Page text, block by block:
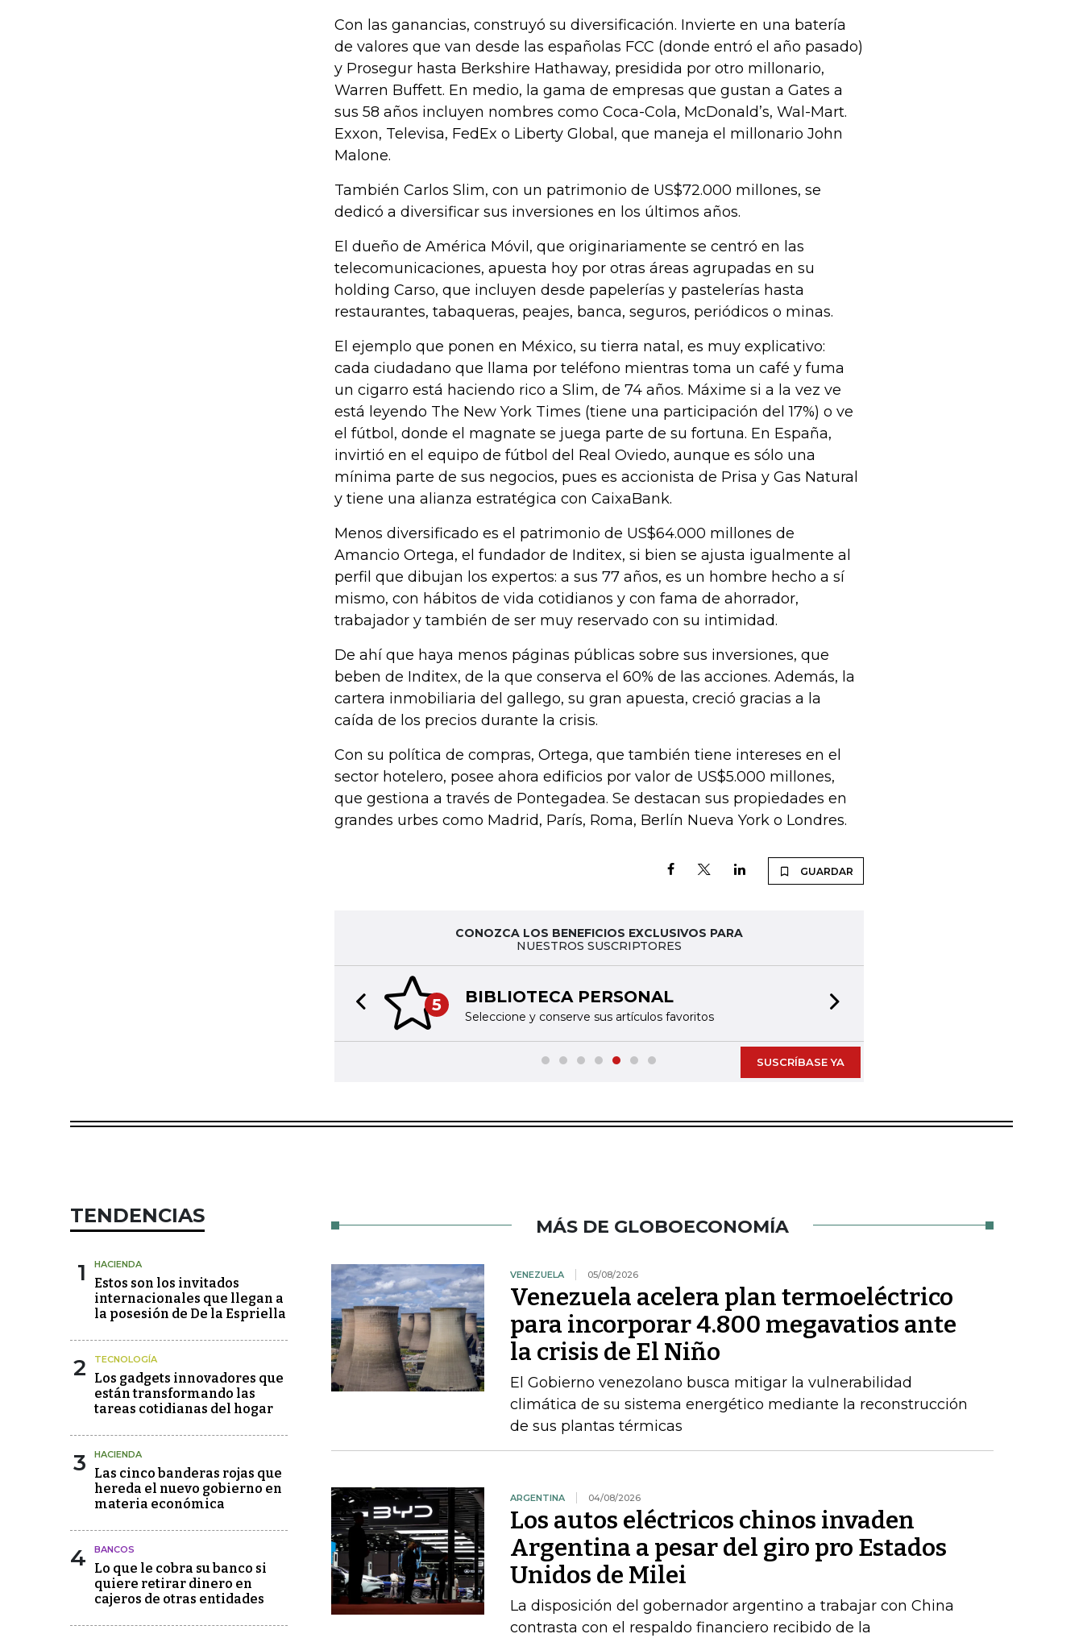
Con las ganancias, construyó su diversificación. Invierte en una batería
de valores que van desde las españolas FCC (donde entró el año pasado)
y Prosegur hasta Berkshire Hathaway, presidida por otro millonario,
Warren Buffett. En medio, la gama de empresas que gustan a Gates a
sus 58 años incluyen nombres como Coca-Cola, McDonald’s, Wal-Mart.
Exxon, Televisa, FedEx o Liberty Global, que maneja el millonario John
Malone.
También Carlos Slim, con un patrimonio de US$72.000 millones, se
dedicó a diversificar sus inversiones en los últimos años.
El dueño de América Móvil, que originariamente se centró en las
telecomunicaciones, apuesta hoy por otras áreas agrupadas en su
holding Carso, que incluyen desde papelerías y pastelerías hasta
restaurantes, tabaqueras, peajes, banca, seguros, periódicos o minas.
El ejemplo que ponen en México, su tierra natal, es muy explicativo:
cada ciudadano que llama por teléfono mientras toma un café y fuma
un cigarro está haciendo rico a Slim, de 74 años. Máxime si a la vez ve
está leyendo The New York Times (tiene una participación del 17%) o ve
el fútbol, donde el magnate se juega parte de su fortuna. En España,
invirtió en el equipo de fútbol del Real Oviedo, aunque es sólo una
mínima parte de sus negocios, pues es accionista de Prisa y Gas Natural
y tiene una alianza estratégica con CaixaBank.
Menos diversificado es el patrimonio de US$64.000 millones de
Amancio Ortega, el fundador de Inditex, si bien se ajusta igualmente al
perfil que dibujan los expertos: a sus 77 años, es un hombre hecho a sí
mismo, con hábitos de vida cotidianos y con fama de ahorrador,
trabajador y también de ser muy reservado con su intimidad.
De ahí que haya menos páginas públicas sobre sus inversiones, que
beben de Inditex, de la que conserva el 60% de las acciones. Además, la
cartera inmobiliaria del gallego, su gran apuesta, creció gracias a la
caída de los precios durante la crisis.
Con su política de compras, Ortega, que también tiene intereses en el
sector hotelero, posee ahora edificios por valor de US$5.000 millones,
que gestiona a través de Pontegadea. Se destacan sus propiedades en
grandes urbes como Madrid, París, Roma, Berlín Nueva York o Londres.
GUARDAR
CONOZCA LOS BENEFICIOS EXCLUSIVOS PARA
NUESTROS SUSCRIPTORES
5 BIBLIOTECA PERSONAL
Seleccione y conserve sus artículos favoritos
Previous slide
SUSCRÍBASE YA
TENDENCIAS
1 HACIENDA
Estos son los invitados
internacionales que llegan a
la posesión de De la Espriella
2 TECNOLOGÍA
Los gadgets innovadores que
están transformando las
tareas cotidianas del hogar
3 HACIENDA
Las cinco banderas rojas que
hereda el nuevo gobierno en
materia económica
4 BANCOS
Lo que le cobra su banco si
quiere retirar dinero en
cajeros de otras entidades
MÁS DE GLOBOECONOMÍA
VENEZUELA 05/08/2026
Venezuela acelera plan termoeléctrico
para incorporar 4.800 megavatios ante
la crisis de El Niño
El Gobierno venezolano busca mitigar la vulnerabilidad
climática de su sistema energético mediante la reconstrucción
de sus plantas térmicas
ARGENTINA 04/08/2026
Los autos eléctricos chinos invaden
Argentina a pesar del giro pro Estados
Unidos de Milei
La disposición del gobernador argentino a trabajar con China
contrasta con el respaldo financiero recibido de la